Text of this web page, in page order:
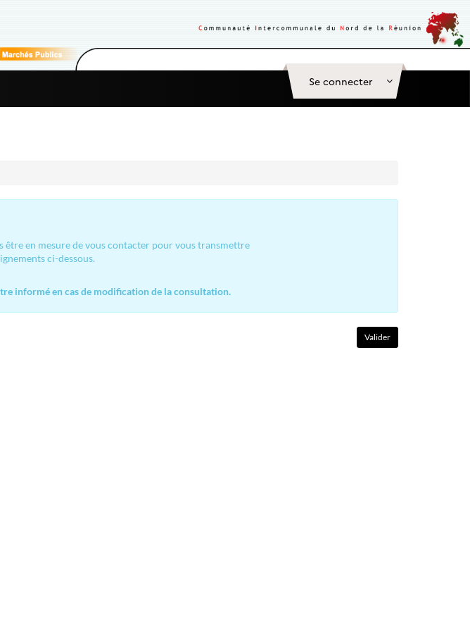
Se connecter
en mesure de vous contacter pour vous transmettre
ci-dessous.
informé en cas de modification de la consultation.